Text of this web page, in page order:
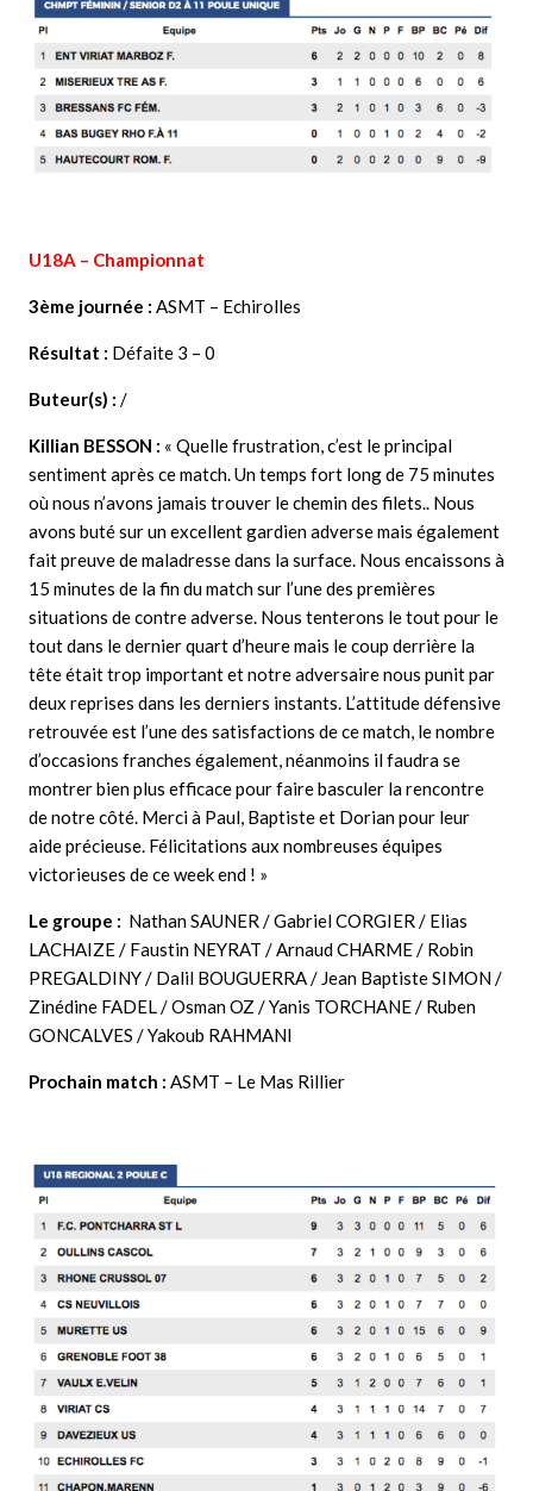
U18A – Championnat
3ème journée : ASMT – Echirolles
Résultat : Défaite 3 – 0
Buteur(s) : /
Killian BESSON : « Quelle frustration, c’est le principal
sentiment après ce match. Un temps fort long de 75 minutes
où nous n’avons jamais trouver le chemin des filets.. Nous
avons buté sur un excellent gardien adverse mais également
fait preuve de maladresse dans la surface. Nous encaissons à
15 minutes de la fin du match sur l’une des premières
situations de contre adverse. Nous tenterons le tout pour le
tout dans le dernier quart d’heure mais le coup derrière la
tête était trop important et notre adversaire nous punit par
deux reprises dans les derniers instants. L’attitude défensive
retrouvée est l’une des satisfactions de ce match, le nombre
d’occasions franches également, néanmoins il faudra se
montrer bien plus efficace pour faire basculer la rencontre
de notre côté. Merci à Paul, Baptiste et Dorian pour leur
aide précieuse. Félicitations aux nombreuses équipes
victorieuses de ce week end ! »
Le groupe : Nathan SAUNER / Gabriel CORGIER / Elias
LACHAIZE / Faustin NEYRAT / Arnaud CHARME / Robin
PREGALDINY / Dalil BOUGUERRA / Jean Baptiste SIMON /
Zinédine FADEL / Osman OZ / Yanis TORCHANE / Ruben
GONCALVES / Yakoub RAHMANI
Prochain match : ASMT – Le Mas Rillier